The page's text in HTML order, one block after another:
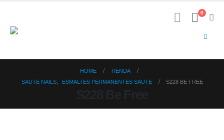
0
HOME
TIENDA
SAUTE NAILS, ESMALTES PERMANENTES SAUTE S228 BE FREE